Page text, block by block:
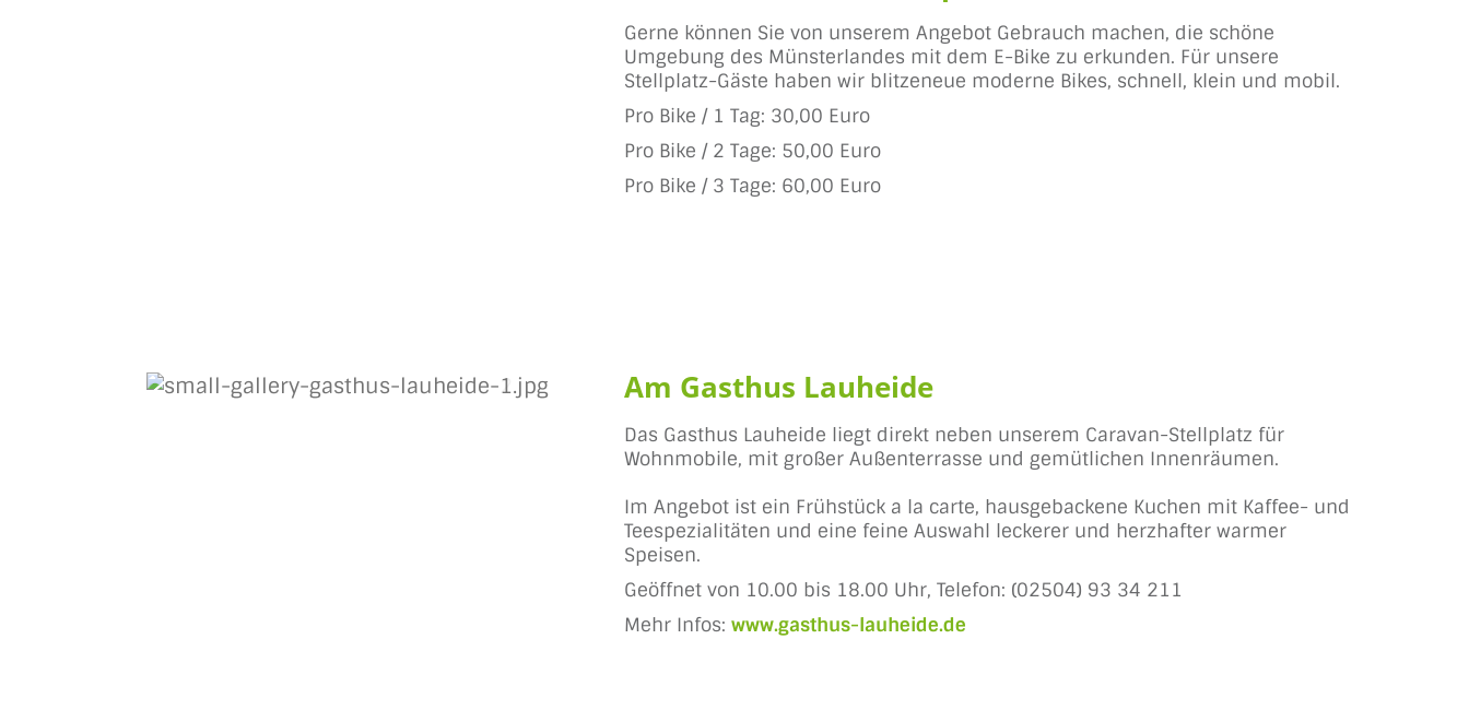
Gerne können Sie von unserem Angebot Gebrauch machen, die schöne
Umgebung des Münsterlandes mit dem E-Bike zu erkunden. Für unsere
Stellplatz-Gäste haben wir blitzeneue moderne Bikes, schnell, klein und mobil.
Pro Bike / 1 Tag: 30,00 Euro
Pro Bike / 2 Tage: 50,00 Euro
Pro Bike / 3 Tage: 60,00 Euro
Am Gasthus Lauheide
Das Gasthus Lauheide liegt direkt neben unserem Caravan-Stellplatz für
Wohnmobile, mit großer Außenterrasse und gemütlichen Innenräumen.
Im Angebot ist ein Frühstück a la carte, hausgebackene Kuchen mit Kaffee- und
Teespezialitäten und eine feine Auswahl leckerer und herzhafter warmer
Speisen.
Geöffnet von 10.00 bis 18.00 Uhr, Telefon: (02504) 93 34 211
Mehr Infos: www.gasthus-lauheide.de